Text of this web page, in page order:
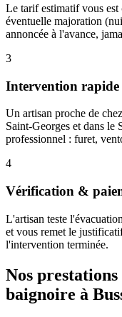
Le tarif estimatif vous
éventuelle majoration
annoncée à l'avance,
3
Intervention rapide
Un artisan proche de
Saint-Georges et dans le
professionnel : furet,
4
Vérification &
L'artisan teste
et vous remet le
l'intervention terminée.
Nos prestations
baignoire à